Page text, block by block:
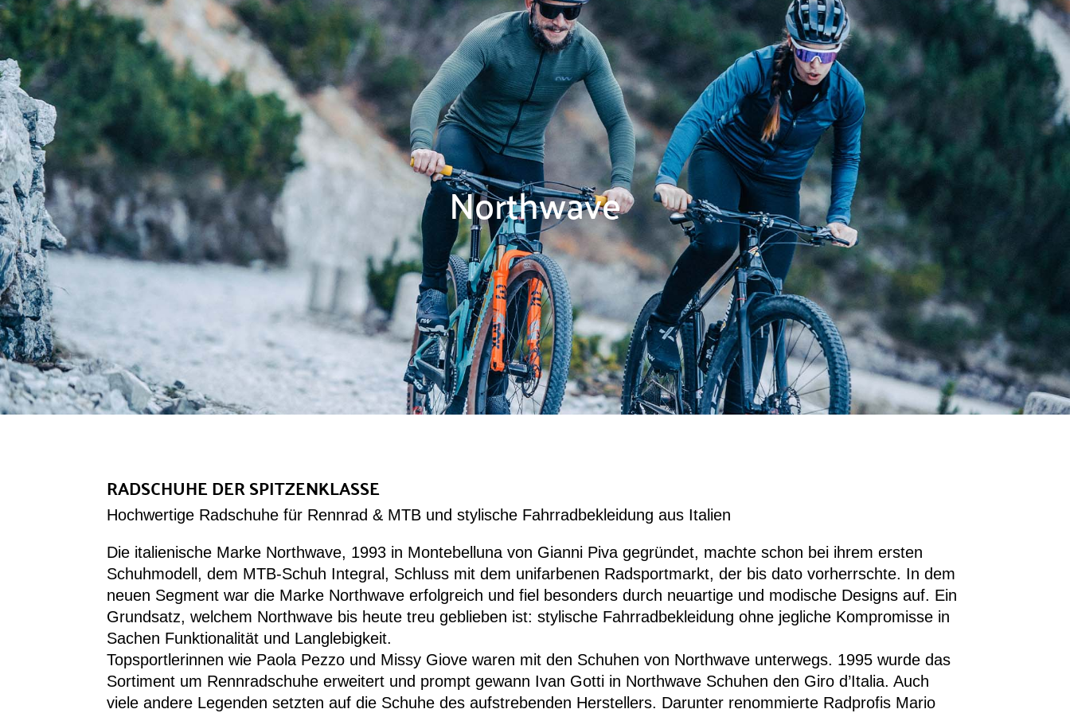
Northwave
RADSCHUHE DER SPITZENKLASSE
Hochwertige Radschuhe für Rennrad & MTB und stylische Fahrradbekleidung aus Italien
Die italienische Marke Northwave, 1993 in Montebelluna von Gianni Piva gegründet, machte schon bei ihrem ersten
Schuhmodell, dem MTB-Schuh Integral, Schluss mit dem unifarbenen Radsportmarkt, der bis dato vorherrschte. In dem
neuen Segment war die Marke Northwave erfolgreich und fiel besonders durch neuartige und modische Designs auf. Ein
Grundsatz, welchem Northwave bis heute treu geblieben ist: stylische Fahrradbekleidung ohne jegliche Kompromisse in
Sachen Funktionalität und Langlebigkeit.
Topsportlerinnen wie Paola Pezzo und Missy Giove waren mit den Schuhen von Northwave unterwegs. 1995 wurde das
Sortiment um Rennradschuhe erweitert und prompt gewann Ivan Gotti in Northwave Schuhen den Giro d’Italia. Auch
viele andere Legenden setzten auf die Schuhe des aufstrebenden Herstellers. Darunter renommierte Radprofis Mario